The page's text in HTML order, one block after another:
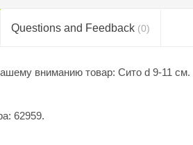
Questions and Feedback (0)
вниманию товар: Сито d 9-11 см.
62959.